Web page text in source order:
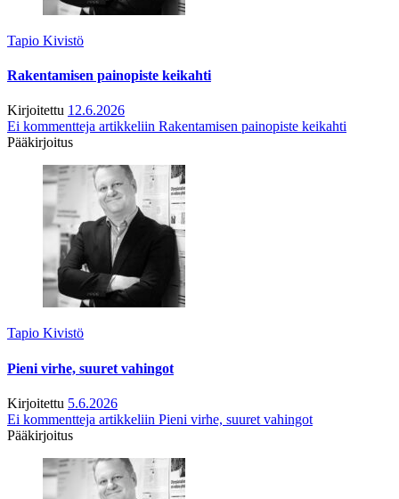
Tapio Kivistö
Rakentamisen painopiste keikahti
Kirjoitettu 12.6.2026
Ei kommentteja artikkeliin Rakentamisen painopiste keikahti
Pääkirjoitus
Tapio Kivistö
Pieni virhe, suuret vahingot
Kirjoitettu 5.6.2026
Ei kommentteja artikkeliin Pieni virhe, suuret vahingot
Pääkirjoitus